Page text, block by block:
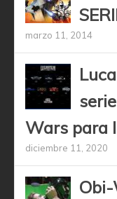
marzo 11, 2014
Wars para
diciembre 11, 2020
Obi-